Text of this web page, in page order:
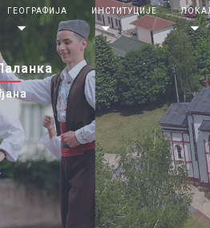
ГЕОГРАФИЈА
arrow_drop_down
ИНСТИТУЦИЈЕ
arrow_drop_down arrow_drop_down